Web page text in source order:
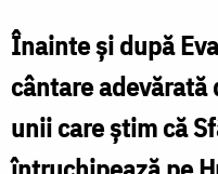
la
Sfânta
Liturghie
/
Înainte și după
cântare adevărată
unii care știm că